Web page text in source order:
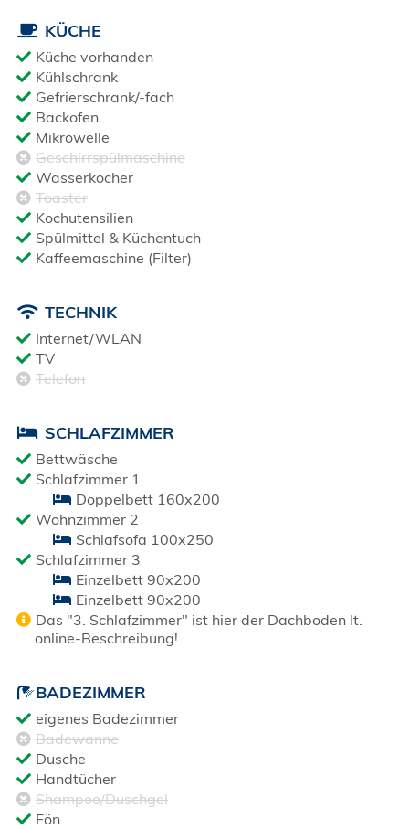
KÜCHE
Küche vorhanden
Kühlschrank
Gefrierschrank/-fach
Backofen
Mikrowelle
Geschirrspülmaschine
Wasserkocher
Toaster
Kochutensilien
Spülmittel & Küchentuch
Kaffeemaschine (Filter)
TECHNIK
Internet/WLAN
TV
Telefon
SCHLAFZIMMER
Bettwäsche
Schlafzimmer 1
Doppelbett 160x200
Wohnzimmer 2
Schlafsofa 100x250
Schlafzimmer 3
Einzelbett 90x200
Einzelbett 90x200
Das "3. Schlafzimmer" ist hier der Dachboden lt.
online-Beschreibung!
BADEZIMMER
eigenes Badezimmer
Badewanne
Dusche
Handtücher
Shampoo/Duschgel
Fön